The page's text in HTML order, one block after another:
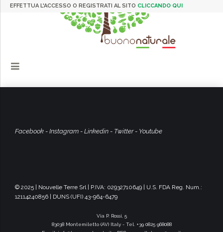
EFFETTUA L'ACCESSO O REGISTRATI AL SITO CLICCANDO QUI
Facebook - Instagram - Linkedin - Twitter- Youtube
© 2025 | Nouvelle Terre Srl | P.IVA: 02932710649 | U.S. FDA Reg. Num.:
12114240856 | DUNS (UFI) 43-964-6479
Via P. Rossi, 5
83038 Montemiletto (AV) Italy - Tel. +39 0825 968088